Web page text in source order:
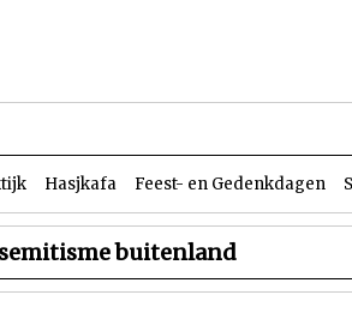
Hasjkafa Feest- en Gedenkdagen
buitenland